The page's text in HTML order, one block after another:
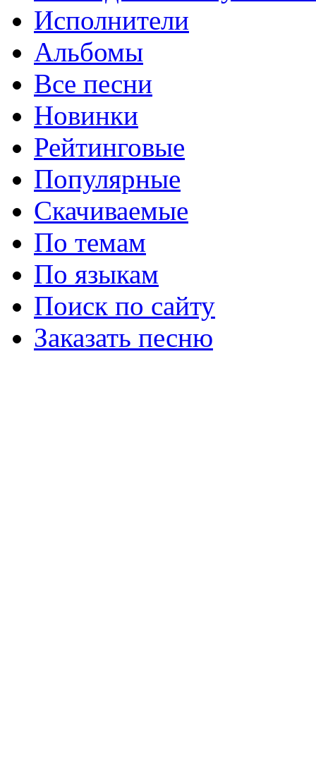
Исполнители
Альбомы
Все песни
Новинки
Рейтинговые
Популярные
Скачиваемые
По темам
По языкам
Поиск по сайту
Заказать песню